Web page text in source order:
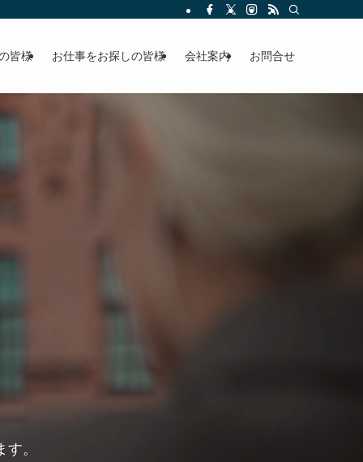
皆様 お仕事をお探しの皆様 会社案内 お問合せ
。